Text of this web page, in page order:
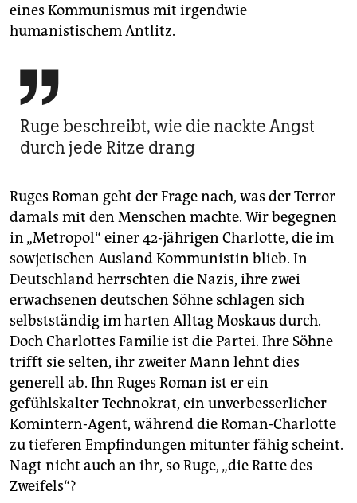
eines Kommunismus mit irgendwie
humanistischem Antlitz.

Ruge beschreibt, wie die nackte Angst
durch jede Ritze drang
Ruges Roman geht der Frage nach, was der Terror
damals mit den Menschen machte. Wir begegnen
in „Metropol“ einer 42-jährigen Charlotte, die im
sowjetischen Ausland Kommunistin blieb. In
Deutschland herrschten die Nazis, ihre zwei
erwachsenen deutschen Söhne schlagen sich
selbstständig im harten Alltag Moskaus durch.
Doch Charlottes Familie ist die Partei. Ihre Söhne
trifft sie selten, ihr zweiter Mann lehnt dies
generell ab. Ihn Ruges Roman ist er ein
gefühlskalter Technokrat, ein unverbesserlicher
Komintern-Agent, während die Roman-Charlotte
zu tieferen Empfindungen mitunter fähig scheint.
Nagt nicht auch an ihr, so Ruge, „die Ratte des
Zweifels“?